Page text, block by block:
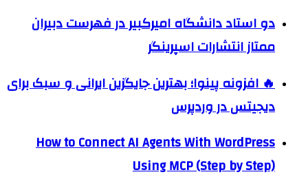
دو استاد دانشگاه امیرکبیر در فهرست دبیران
ممتاز انتشارات اسپرینگر
🔥 افزونه پینوا؛ بهترین جایگزین ایرانی و سبک برای
دیجیتس در وردپرس
How to Connect AI Agents With WordPress
Using MCP (Step by Step)